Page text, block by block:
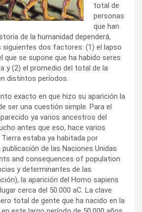
total de
personas
que han
de la humanidad dependerá,
siguientes dos factores: (1) el lapso
que se supone que ha habido seres
y (2) el promedio del total de la
distintos períodos.
exacto en que hizo su aparición la
ser una cuestión simple. Para el
ya varios ancestros del
antes que eso, hace varios
estaba ya habitada por
de las Naciones Unidas
and consequences of population
y determinantes de las
la aparición del Homo sapiens
cerca del 50.000 aC. La clave
total de gente que ha nacido en la